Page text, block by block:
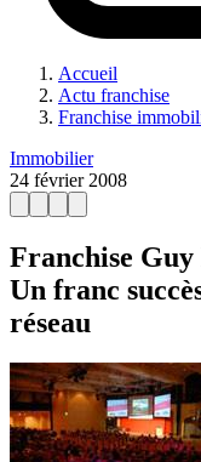
Accueil
Actu franchise
Franchise
Immobilier
24 février 2008
Franchise
Un franc
réseau